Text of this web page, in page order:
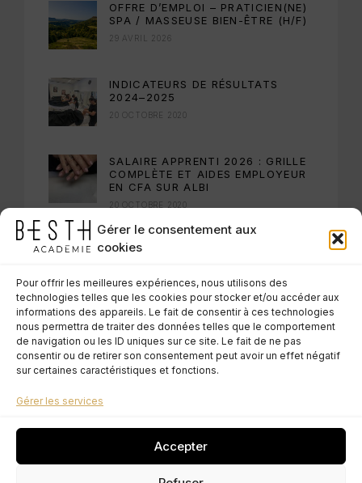
Gérer le consentement aux
cookies
Pour offrir les meilleures expériences, nous utilisons des
technologies telles que les cookies pour stocker et/ou accéder aux
informations des appareils. Le fait de consentir à ces technologies
nous permettra de traiter des données telles que le comportement
de navigation ou les ID uniques sur ce site. Le fait de ne pas
consentir ou de retirer son consentement peut avoir un effet négatif
sur certaines caractéristiques et fonctions.
Gérer les services
Accepter
OFFRE D’EMPLOI – PRATICIEN(NE)
SPA / MASSEUSE BIEN-ÊTRE (H/F)
29 AVRIL 2026
INDICATEURS DE RÉSULTATS
2024–2025
20 OCTOBRE 2020
SALAIRE APPRENTI 2026 : GRILLE
COMPLÈTE ET AIDES EMPLOYEUR
EN CFA SUR ALBI
20 OCTOBRE 2020
COMMENT FONCTIONNE
TAGS
trends